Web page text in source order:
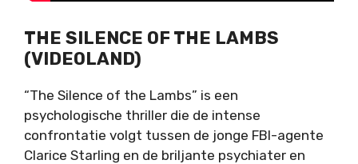
THE SILENCE OF THE LAMBS
(VIDEOLAND)
“The Silence of the Lambs” is een
psychologische thriller die de intense
confrontatie volgt tussen de jonge FBI-agente
Clarice Starling en de briljante psychiater en